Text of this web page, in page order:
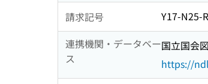
請求記号
Y17-N25-
連携機関・データベー
ス
国立国会
https://